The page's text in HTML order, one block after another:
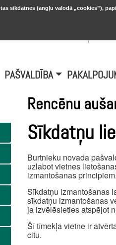
PAŠVALDĪBA
Rencēnu
Sīkdatņu
Burtnieku novada
uzlabot vietnes
izmantošanas principiem.
Sīkdatņu izmantošanas
sīkdatņu izmantošanas
ja izvēlēsieties atspējot
Šī tīmekļa vietne ir
citu.
sīkdatnes (angļu valodā „cookies”),